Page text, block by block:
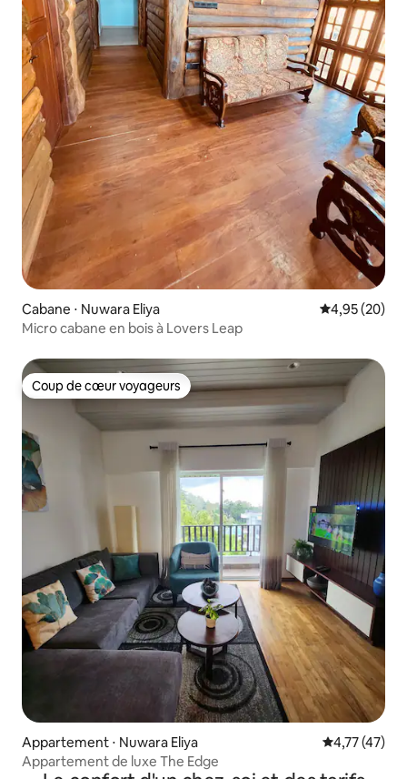
Cabane ⋅ Nuwara Eliya Évaluation
4,95 (20)
Micro cabane en bois à Lovers Leap
Coup de cœur voyageurs
Coup de cœur voyageurs
Appartement ⋅ Nuwara Eliya Évaluation
4,77 (47)
Appartement de luxe The Edge